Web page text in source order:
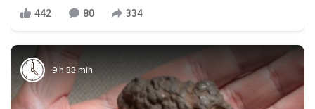
442 80 334
9 h 33 min